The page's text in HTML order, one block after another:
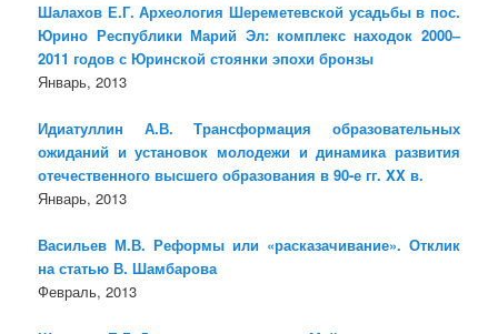
Шалахов Е.Г. Археология Шереметевской усадьбы в пос.
Юрино Республики Марий Эл: комплекс находок 2000–
2011 годов с Юринской стоянки эпохи бронзы
Январь, 2013
Идиатуллин А.В. Трансформация образовательных
ожиданий и установок молодежи и динамика развития
отечественного высшего образования в 90-е гг. XX в.
Январь, 2013
Васильев М.В. Реформы или «расказачивание». Отклик
на статью В. Шамбарова
Февраль, 2013